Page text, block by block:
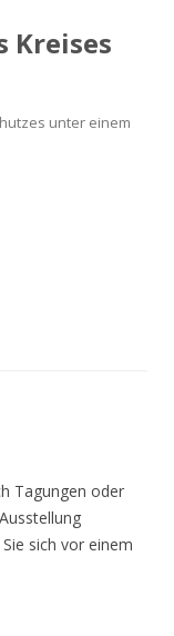
Kreises
unter einem
Tagungen oder
sich vor einem